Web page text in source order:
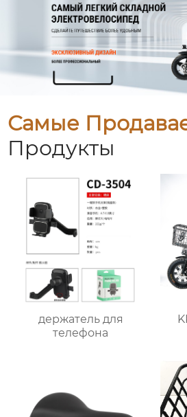
Самые
Продукты
держатель для
телефона